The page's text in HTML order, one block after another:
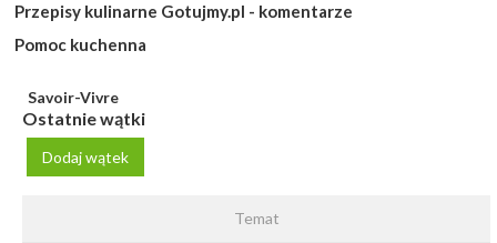
Przepisy kulinarne Gotujmy.pl - komentarze
Pomoc kuchenna
Savoir-Vivre
Ostatnie wątki
Dodaj wątek
Temat